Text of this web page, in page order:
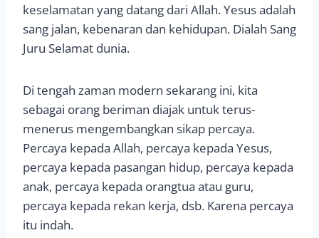
keselamatan yang datang dari Allah. Yesus adalah
sang jalan, kebenaran dan kehidupan. Dialah Sang
Juru Selamat dunia.
Di tengah zaman modern sekarang ini, kita
sebagai orang beriman diajak untuk terus-
menerus mengembangkan sikap percaya.
Percaya kepada Allah, percaya kepada Yesus,
percaya kepada pasangan hidup, percaya kepada
anak, percaya kepada orangtua atau guru,
percaya kepada rekan kerja, dsb. Karena percaya
itu indah.